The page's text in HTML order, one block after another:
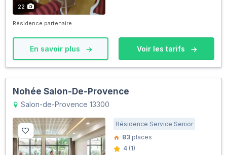
22
Résidence partenaire
En savoir plus Voir les tarifs
Nohée Salon-De-Provence
Salon-de-Provence 13300
Résidence Service Senior
83 places
4 (1)